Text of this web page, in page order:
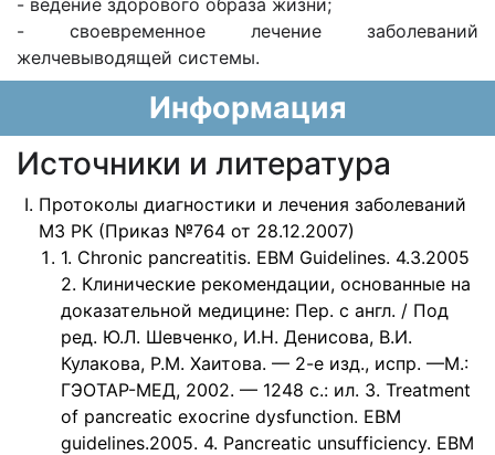
- ведение здорового образа жизни;
- своевременное лечение заболеваний
желчевыводящей системы.
Информация
Источники и литература
Протоколы диагностики и лечения заболеваний
МЗ РК (Приказ №764 от 28.12.2007)
1. Chronic pancreatitis. EBM Guidelines. 4.3.2005
2. Клинические рекомендации, основанные на
доказательной медицине: Пер. с англ. / Под
ред. Ю.Л. Шевченко, И.Н. Денисова, В.И.
Кулакова, Р.М. Хаитова. — 2-е изд., испр. —М.:
ГЭОТАР-МЕД, 2002. — 1248 с.: ил. 3. Treatment
of pancreatic exocrine dysfunction. EBM
guidelines.2005. 4. Pancreatic unsufficiency. EBM